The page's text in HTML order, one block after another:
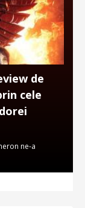
de
cele
ne-a